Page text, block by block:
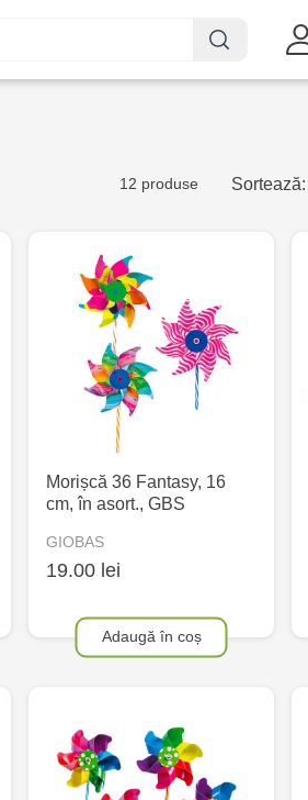
12 produse Sortează:
Morișcă 36 Fantasy, 16
cm, în asort., GBS
GIOBAS
19.00 lei
Adaugă în coș